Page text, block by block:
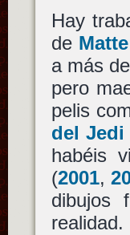
Hay
de
a más
pero
pelis
del Jedi
habéis
(2001,
dibujos
realidad.